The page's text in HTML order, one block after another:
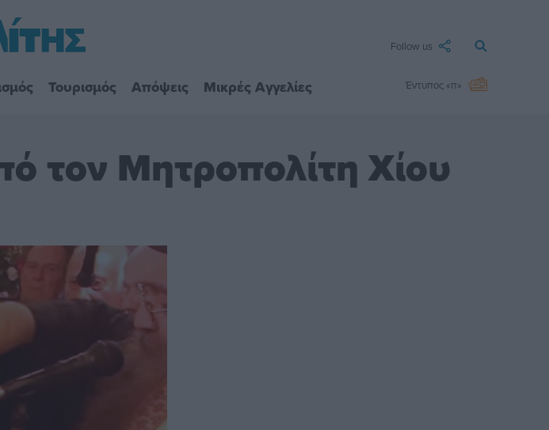
Follow us
Τουρισμός Απόψεις Μικρές Αγγελίες Έντυπος «π»
τον Μητροπολίτη Χίου